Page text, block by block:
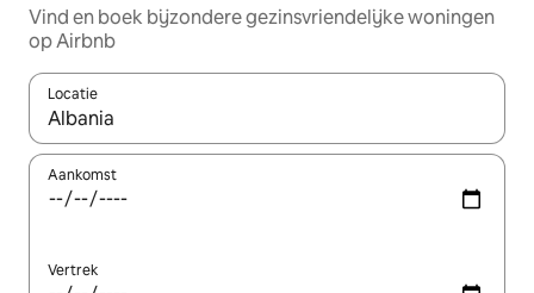
Vind en boek bijzondere gezinsvriendelijke woningen
op Airbnb
Locatie
Wanneer er suggesties beschikbaar zijn, maak je een keuze
Aankomst
Vertrek